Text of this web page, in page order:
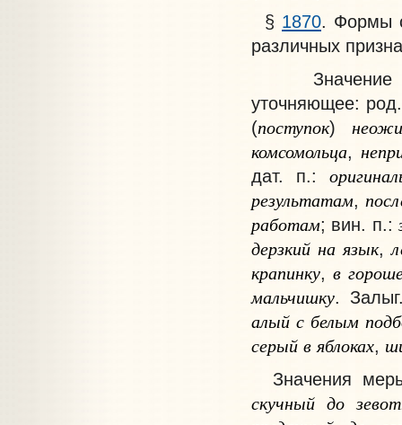
§ 1870. Формы
различных
Значение
уточняющее:
(поступок)
комсомольца,
дат. п.:
результатам,
работам; вин. п.:
дерзкий на язык,
крапинку, в
мальчишку.
алый с белым
серый в яблоках,
Значения
скучный до